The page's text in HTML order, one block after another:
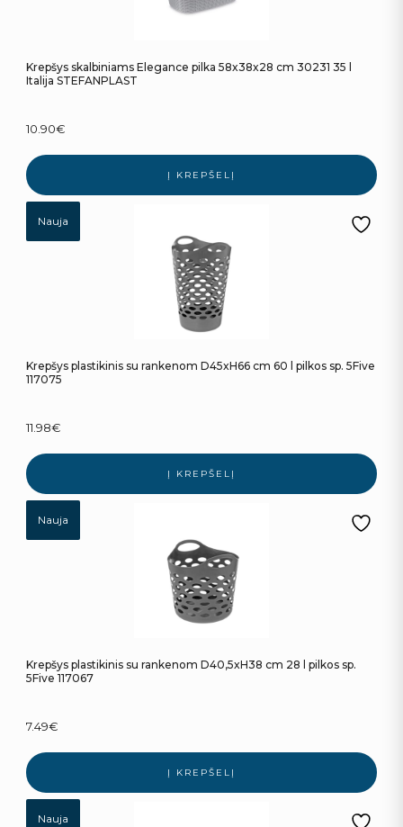
Krepšys skalbiniams Elegance pilka 58x38x28 cm 30231 35 l
Italija STEFANPLAST
10.90€
Į KREPŠELĮ
Nauja
Krepšys plastikinis su rankenom D45xH66 cm 60 l pilkos sp. 5Five
117075
11.98€
Į KREPŠELĮ
Nauja
Krepšys plastikinis su rankenom D40,5xH38 cm 28 l pilkos sp.
5Five 117067
7.49€
Į KREPŠELĮ
Nauja